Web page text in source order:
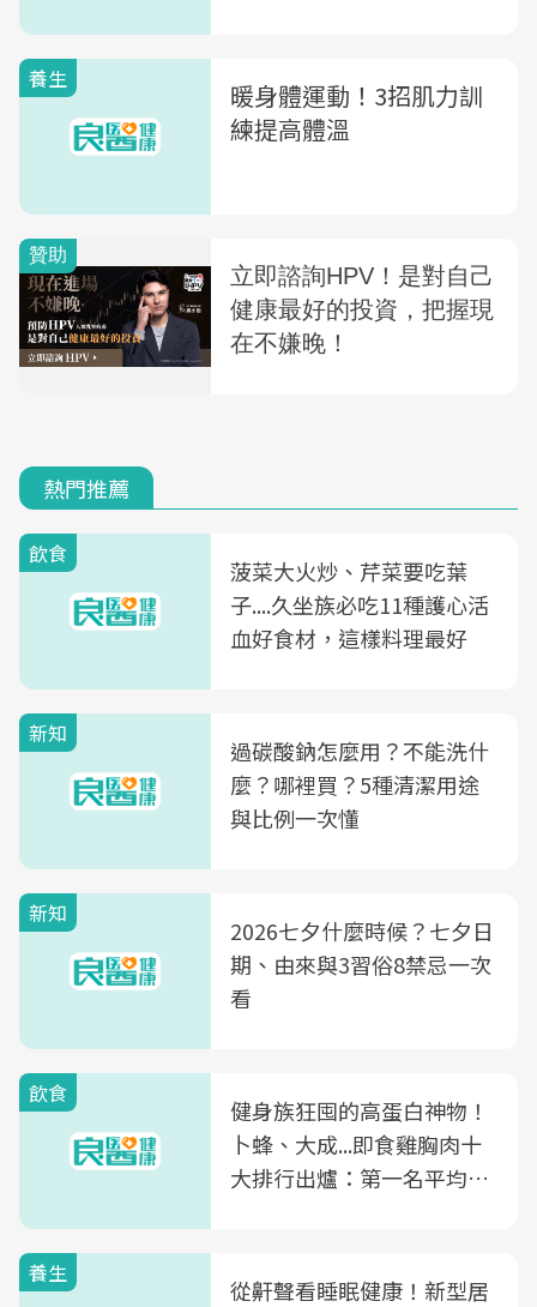
養生
暖身體運動！3招肌力訓
練提高體溫
熱門推薦
飲食
菠菜大火炒、芹菜要吃葉
子....久坐族必吃11種護心活
血好食材，這樣料理最好
新知
過碳酸鈉怎麼用？不能洗什
麼？哪裡買？5種清潔用途
與比例一次懂
新知
2026七夕什麼時候？七夕日
期、由來與3習俗8禁忌一次
看
飲食
健身族狂囤的高蛋白神物！
卜蜂、大成...即食雞胸肉十
大排行出爐：第一名平均一
養生
從鼾聲看睡眠健康！新型居